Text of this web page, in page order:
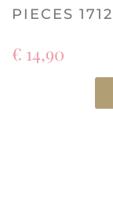
PIECES
€ 14,90